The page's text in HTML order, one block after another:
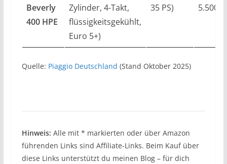
Beverly
400 HPE
Zylinder, 4-Takt,
flüssigkeitsgekühlt,
Euro 5+)
35 PS)
5.500
Quelle: Piaggio Deutschland (Stand Oktober 2025)
Hinweis: Alle mit * markierten oder über Amazon
führenden Links sind Affiliate-Links. Beim Kauf über
diese Links unterstützt du meinen Blog – für dich